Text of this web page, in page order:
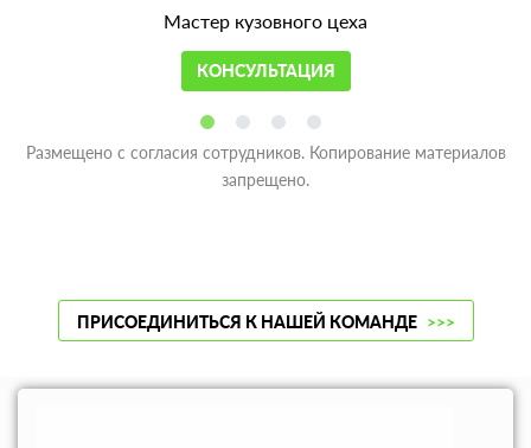
Мастер кузовного цеха
КОНСУЛЬТАЦИЯ
Размещено с согласия сотрудников. Копирование материалов
запрещено.
ПРИСОЕДИНИТЬСЯ К НАШЕЙ КОМАНДЕ >>>